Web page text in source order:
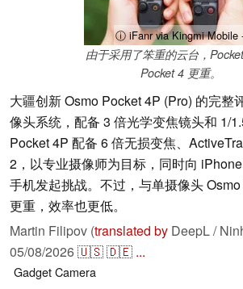
ⓘ iFanr via Kingmi Mobile
由于采用了笨重的云台，
Pocket 4 更重。
大疆创新 Osmo Pocket 4P (Pro) 的完整
像头系统，配备 3 倍光学变焦镜头和 1/
Pocket 4P 配备 6 倍无损变焦、
2，以专业摄像师为目标，同时向
手机发起挑战。不过，与单摄像头
更重，效率也更低。
Martin Filipov (translated by DeepL /
05/08/2026🇺🇸🇩🇪 ...
GadgetCamera